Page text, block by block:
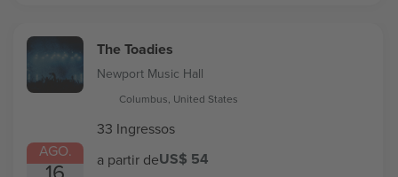
AGO.
The Toadies
Newport Music Hall
Columbus, United States
33 Ingressos
a partir deUS$ 54